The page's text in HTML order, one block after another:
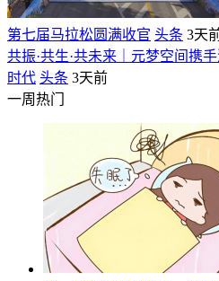
第七届马拉松圆满收官 头条 3天
共振·共生·共未来｜元梦空间携
时代 头条 3天前
一周热门